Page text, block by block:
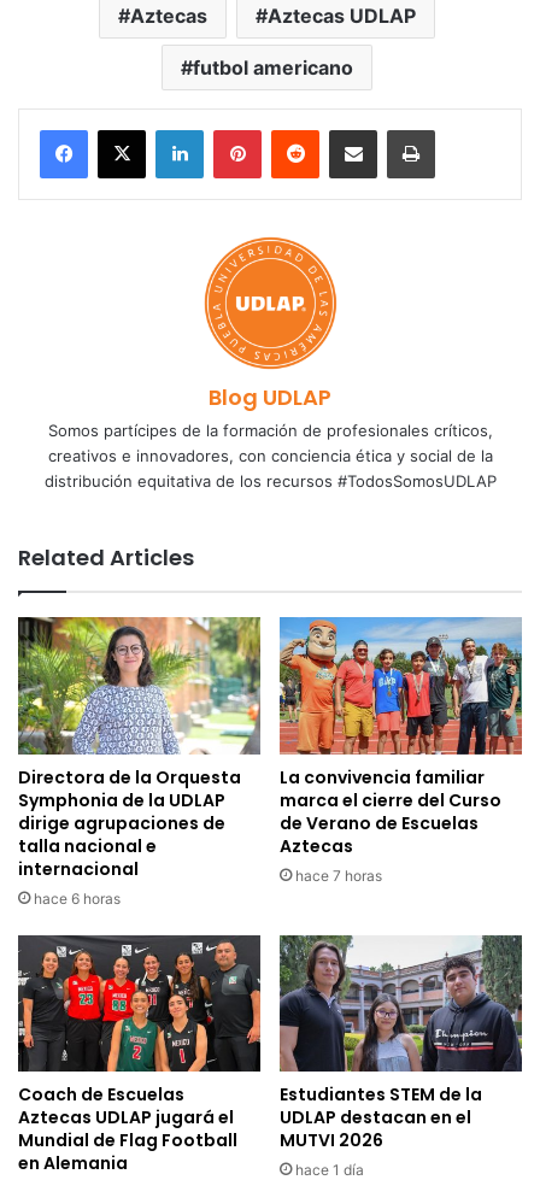
Aztecas Aztecas UDLAP
futbol americano
LinkedInPinterestReddit Share via Email Print
Blog UDLAP
Somos partícipes de la formación de profesionales críticos,
creativos e innovadores, con conciencia ética y social de la
distribución equitativa de los recursos #TodosSomosUDLAP
Related Articles
Directora de la Orquesta
Symphonia de la UDLAP
dirige agrupaciones de
talla nacional e
internacional
hace 6 horas
La convivencia familiar
marca el cierre del Curso
de Verano de Escuelas
Aztecas
hace 7 horas
Coach de Escuelas
Aztecas UDLAP jugará el
Mundial de Flag Football
en Alemania
Estudiantes STEM de la
UDLAP destacan en el
MUTVI 2026
hace 1 día